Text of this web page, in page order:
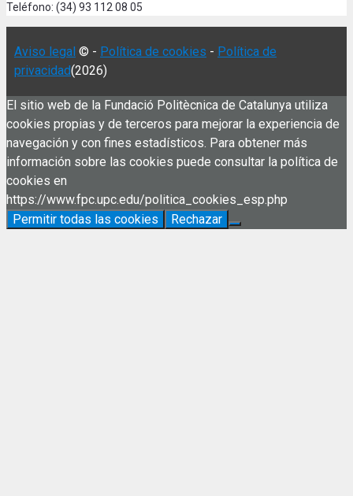
Teléfono: (34) 93 112 08 05
Aviso legal © - Política de cookies - Política de
privacidad(2026)
El sitio web de la Fundació Politècnica de Catalunya utiliza
cookies propias y de terceros para mejorar la experiencia de
navegación y con fines estadísticos. Para obtener más
información sobre las cookies puede consultar la política de
cookies en
https://www.fpc.upc.edu/politica_cookies_esp.php
Permitir todas las cookies
Rechazar